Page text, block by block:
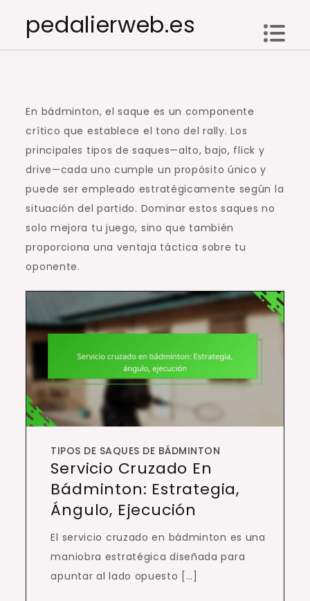
pedalierweb.es
En bádminton, el saque es un componente
crítico que establece el tono del rally. Los
principales tipos de saques—alto, bajo, flick y
drive—cada uno cumple un propósito único y
puede ser empleado estratégicamente según la
situación del partido. Dominar estos saques no
solo mejora tu juego, sino que también
proporciona una ventaja táctica sobre tu
oponente.
TIPOS DE SAQUES DE BÁDMINTON
Servicio Cruzado En
Bádminton: Estrategia,
Ángulo, Ejecución
El servicio cruzado en bádminton es una
maniobra estratégica diseñada para
apuntar al lado opuesto […]